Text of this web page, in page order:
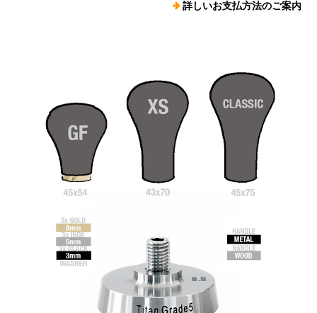
詳しいお支払方法のご案内